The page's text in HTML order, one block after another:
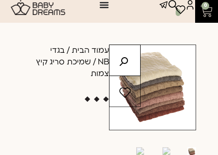
0
עמוד הבית / בגדי
NB / שמיכת סריג קיץ
צמות